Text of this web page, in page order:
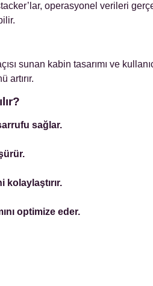
operasyonel verileri
sunan kabin tasarımı ve
artırır.
sağlar.
optimize eder.